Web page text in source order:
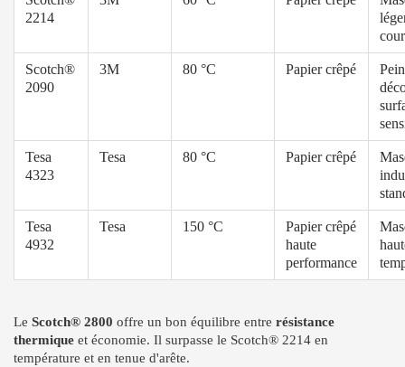
2214
Scotch®
2090
3M 80 °C Papier crêpé
Tesa
4323
Tesa 80 °C Papier crêpé
Tesa
4932
Tesa 150 °C
Papier crêpé
haute
performance
Le Scotch® 2800 offre un bon équilibre entre résistance
thermique et économie. Il surpasse le Scotch® 2214 en
température et en tenue d'arête.